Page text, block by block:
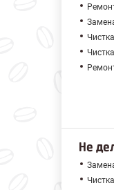
Не